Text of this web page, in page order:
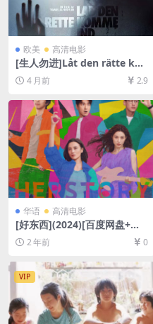
欧美 高清电影
[生人勿进]Låt den rätte ko
mma in (2008)[百度网盘+夸
克网盘1080P超清未删减资源]
6GB][中文字幕]
4 月前 2.9
华语 高清电影
[好东西](2024)[百度网盘+夸
克网盘1080P超清未删减资源]
[网盘在线播放/下载][MP4/8.
8GB][中文字幕]
2 年前 0
VIP